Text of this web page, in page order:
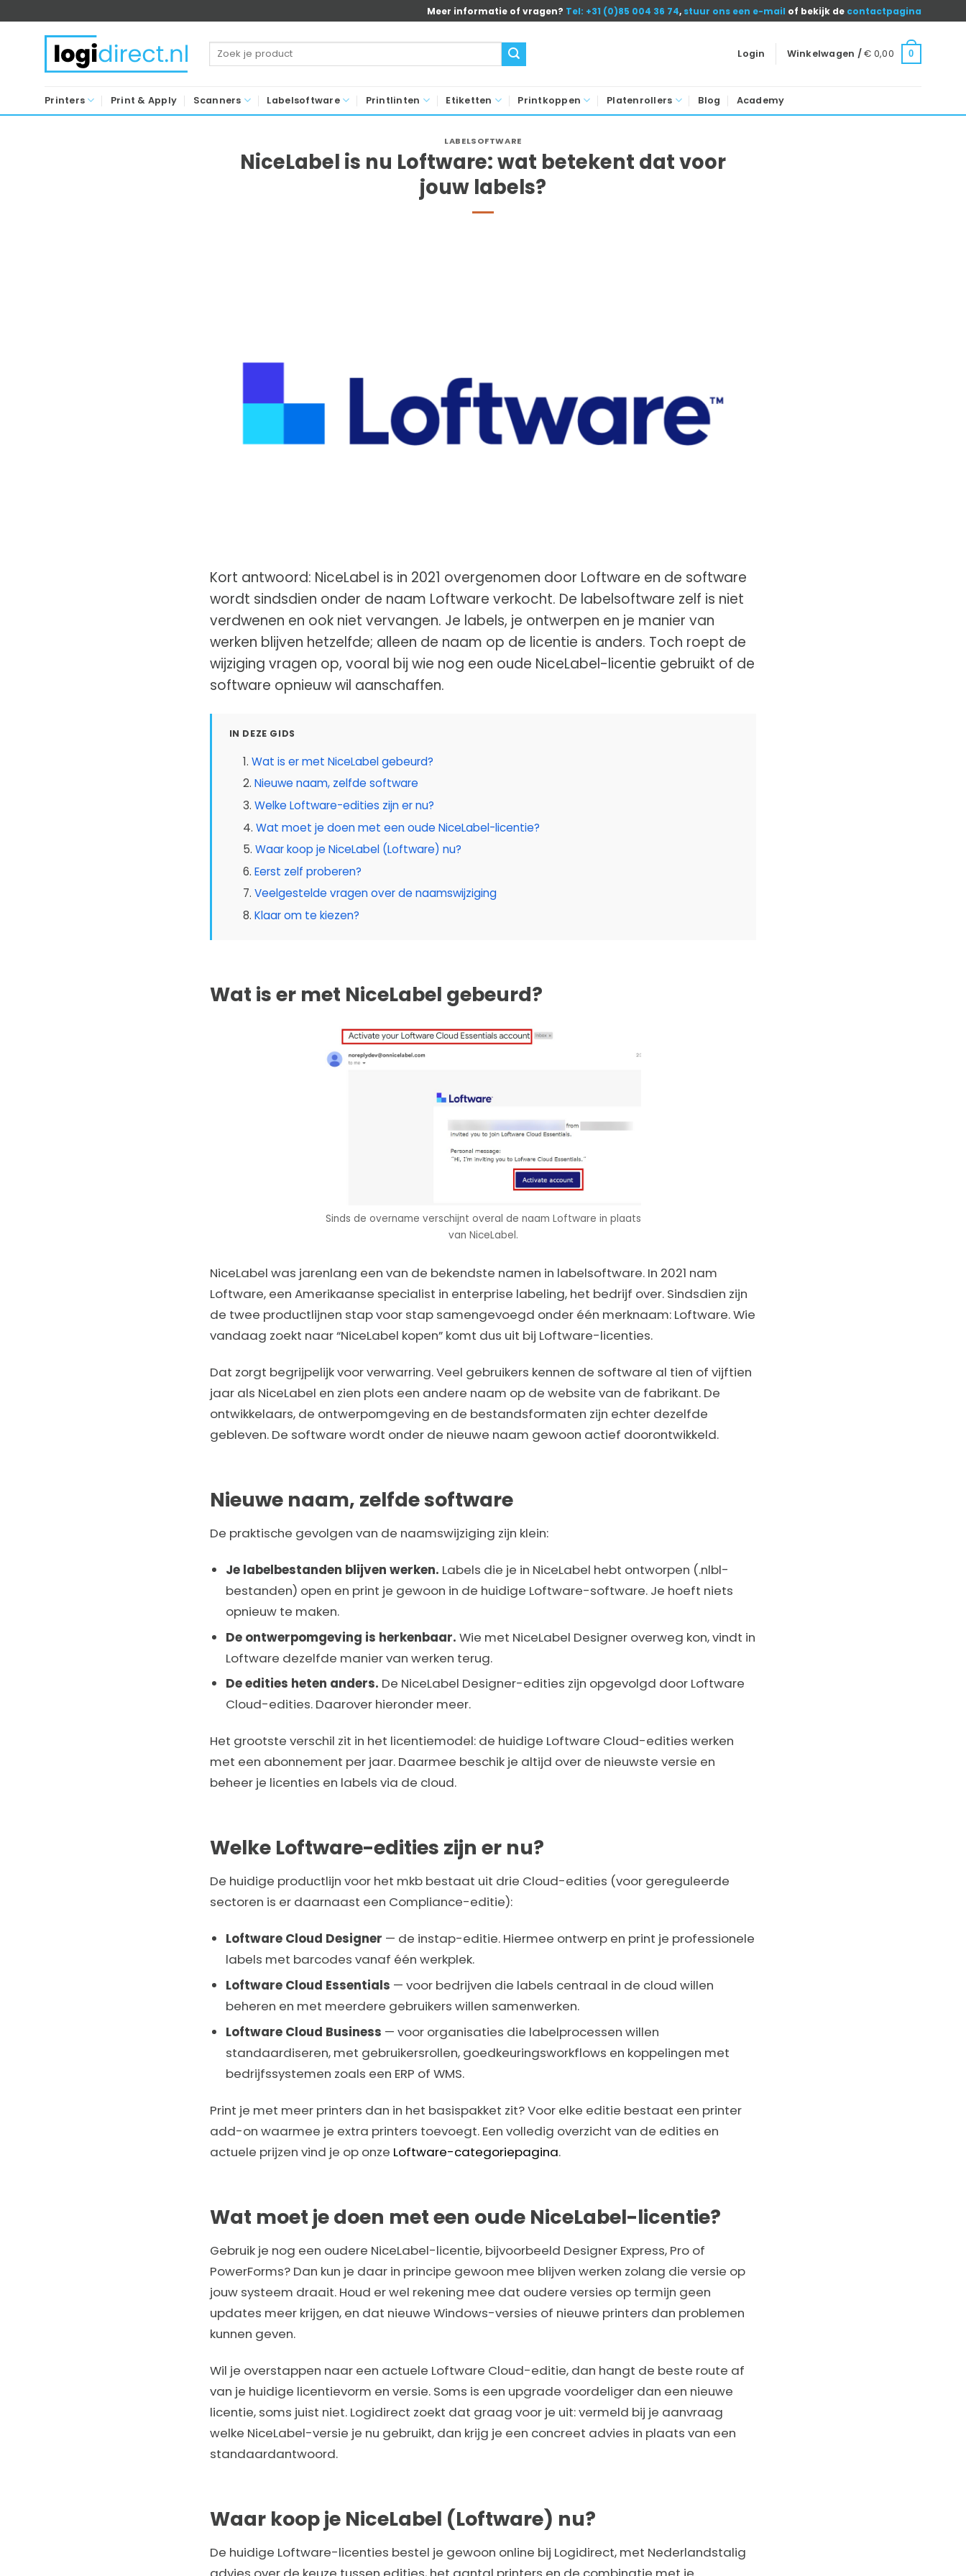
naar
Meer informatie of vragen? Tel: +31 (0)85 004 36 74, stuur ons een e-mail of bekijk de contactpagina
Zoeken
Login Winkelwagen /€ 0,00 0
Printers Print & Apply Scanners Labelsoftware Printlinten Etiketten Printkoppen Platenrollers Blog Academy
LABELSOFTWARE
NiceLabel is nu Loftware: wat betekent dat voor
jouw labels?
Kort antwoord: NiceLabel is in 2021 overgenomen door Loftware en de software
wordt sindsdien onder de naam Loftware verkocht. De labelsoftware zelf is niet
verdwenen en ook niet vervangen. Je labels, je ontwerpen en je manier van
werken blijven hetzelfde; alleen de naam op de licentie is anders. Toch roept de
wijziging vragen op, vooral bij wie nog een oude NiceLabel-licentie gebruikt of de
software opnieuw wil aanschaffen.
IN DEZE GIDS
Wat is er met NiceLabel gebeurd?
Nieuwe naam, zelfde software
Welke Loftware-edities zijn er nu?
Wat moet je doen met een oude NiceLabel-licentie?
Waar koop je NiceLabel (Loftware) nu?
Eerst zelf proberen?
Veelgestelde vragen over de naamswijziging
Klaar om te kiezen?
Wat is er met NiceLabel gebeurd?
Sinds de overname verschijnt overal de naam Loftware in plaats
van NiceLabel.
NiceLabel was jarenlang een van de bekendste namen in labelsoftware. In 2021 nam
Loftware, een Amerikaanse specialist in enterprise labeling, het bedrijf over. Sindsdien zijn
de twee productlijnen stap voor stap samengevoegd onder één merknaam: Loftware. Wie
vandaag zoekt naar “NiceLabel kopen” komt dus uit bij Loftware-licenties.
Dat zorgt begrijpelijk voor verwarring. Veel gebruikers kennen de software al tien of vijftien
jaar als NiceLabel en zien plots een andere naam op de website van de fabrikant. De
ontwikkelaars, de ontwerpomgeving en de bestandsformaten zijn echter dezelfde
gebleven. De software wordt onder de nieuwe naam gewoon actief doorontwikkeld.
Nieuwe naam, zelfde software
De praktische gevolgen van de naamswijziging zijn klein:
Je labelbestanden blijven werken. Labels die je in NiceLabel hebt ontworpen (.nlbl-
bestanden) open en print je gewoon in de huidige Loftware-software. Je hoeft niets
opnieuw te maken.
De ontwerpomgeving is herkenbaar. Wie met NiceLabel Designer overweg kon, vindt in
Loftware dezelfde manier van werken terug.
De edities heten anders. De NiceLabel Designer-edities zijn opgevolgd door Loftware
Cloud-edities. Daarover hieronder meer.
Het grootste verschil zit in het licentiemodel: de huidige Loftware Cloud-edities werken
met een abonnement per jaar. Daarmee beschik je altijd over de nieuwste versie en
beheer je licenties en labels via de cloud.
Welke Loftware-edities zijn er nu?
De huidige productlijn voor het mkb bestaat uit drie Cloud-edities (voor gereguleerde
sectoren is er daarnaast een Compliance-editie):
Loftware Cloud Designer — de instap-editie. Hiermee ontwerp en print je professionele
labels met barcodes vanaf één werkplek.
Loftware Cloud Essentials — voor bedrijven die labels centraal in de cloud willen
beheren en met meerdere gebruikers willen samenwerken.
Loftware Cloud Business — voor organisaties die labelprocessen willen
standaardiseren, met gebruikersrollen, goedkeuringsworkflows en koppelingen met
bedrijfssystemen zoals een ERP of WMS.
Print je met meer printers dan in het basispakket zit? Voor elke editie bestaat een printer
add-on waarmee je extra printers toevoegt. Een volledig overzicht van de edities en
actuele prijzen vind je op onze Loftware-categoriepagina.
Wat moet je doen met een oude NiceLabel-licentie?
Gebruik je nog een oudere NiceLabel-licentie, bijvoorbeeld Designer Express, Pro of
PowerForms? Dan kun je daar in principe gewoon mee blijven werken zolang die versie op
jouw systeem draait. Houd er wel rekening mee dat oudere versies op termijn geen
updates meer krijgen, en dat nieuwe Windows-versies of nieuwe printers dan problemen
kunnen geven.
Wil je overstappen naar een actuele Loftware Cloud-editie, dan hangt de beste route af
van je huidige licentievorm en versie. Soms is een upgrade voordeliger dan een nieuwe
licentie, soms juist niet. Logidirect zoekt dat graag voor je uit: vermeld bij je aanvraag
welke NiceLabel-versie je nu gebruikt, dan krijg je een concreet advies in plaats van een
standaardantwoord.
Waar koop je NiceLabel (Loftware) nu?
De huidige Loftware-licenties bestel je gewoon online bij Logidirect, met Nederlandstalig